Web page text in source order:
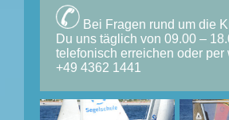
Bei Fragen rund um die
Du uns täglich von 09.00 –
telefonisch erreichen oder per
+49 4362 1441